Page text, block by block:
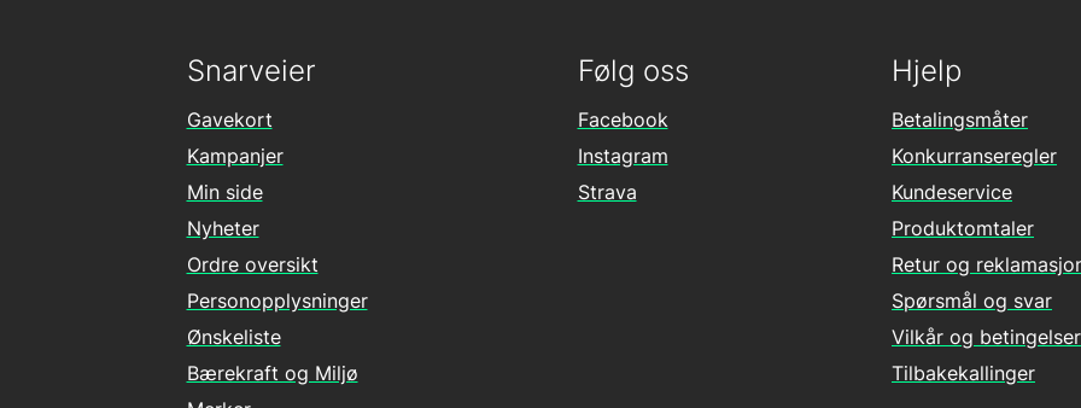
Følg oss
Facebook
Instagram
Strava
Hjelp
Betalingsmåter
Konkurranseregler
Kundeservice
Produktomtaler
Retur og
Spørsmål og svar
Vilkår og betingelser
Tilbakekallinger
Snarveier
Gavekort
Kampanjer
Min side
Nyheter
Ordre oversikt
Personopplysninger
Ønskeliste
Bærekraft og Miljø